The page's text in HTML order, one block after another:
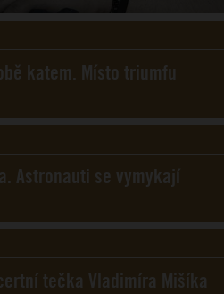
katem. Místo triumfu
Astronauti se vymykají
tečka Vladimíra Mišíka